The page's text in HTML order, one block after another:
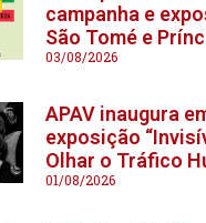
campanha e
São Tomé e
03/08/2026
APAV inaugura
exposição
Olhar o Tráfico
01/08/2026